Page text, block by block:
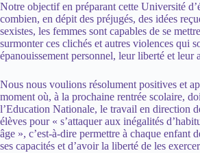
Notre objectif en préparant cette Université
combien, en dépit des préjugés, des idées
sexistes, les femmes sont capables de se
surmonter ces clichés et autres violences qui
épanouissement personnel, leur liberté et leur
Nous nous voulions résolument positives et
moment où, à la prochaine rentrée scolaire,
l’Education Nationale, le travail en direction
élèves pour « s’attaquer aux inégalités
âge », c’est-à-dire permettre à chaque enfant
ses capacités et d’avoir la liberté de les